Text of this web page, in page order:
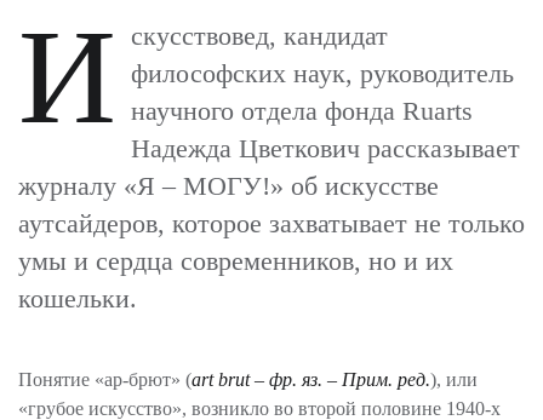
И
скусствовед, кандидат
философских наук, руководитель
научного отдела фонда Ruarts
Надежда Цветкович рассказывает
журналу «Я – МОГУ!» об искусстве
аутсайдеров, которое захватывает не только
умы и сердца современников, но и их
кошельки.
Понятие «ар-брют» (art brut – фр. яз. – Прим. ред.), или
«грубое искусство», возникло во второй половине 1940-х